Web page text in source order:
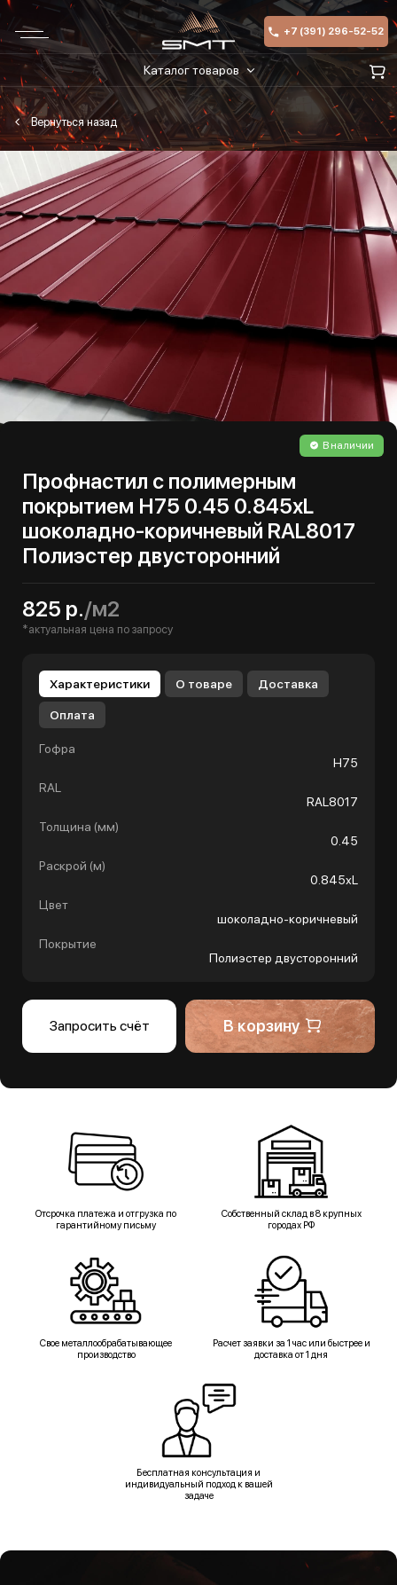
+7 (391) 296-52-52
Каталог товаров
В наличии
Профнастил с полимерным
покрытием Н75 0.45 0.845хL
шоколадно-коричневый RAL8017
Полиэстер двусторонний
825 р./м2
*актуальная цена по запросу
Характеристики О товаре Доставка
Оплата
Гофра
Н75
RAL
RAL8017
Толщина (мм)
0.45
Раскрой (м)
0.845хL
Цвет
шоколадно-коричневый
Покрытие
Полиэстер двусторонний
Запросить счёт В корзину
Отсрочка платежа и отгрузка по
гарантийному письму
Собственный склад в 8 крупных
городах РФ
Свое металлообрабатывающее
производство
Расчет заявки за 1 час или быстрее и
доставка от 1 дня
Бесплатная консультация и
индивидуальный подход к вашей
задаче